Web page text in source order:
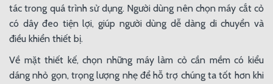
tác trong quá trình sử dụng. Người dùng nên chọn máy cắt cỏ
có dây đeo tiện lợi, giúp người dùng dễ dàng di chuyển và
điều khiển thiết bị.
Về mặt thiết kế, chọn những máy làm cỏ cần mềm có kiểu
dáng nhỏ gọn, trọng lượng nhẹ để hỗ trợ chúng ta tốt hơn khi